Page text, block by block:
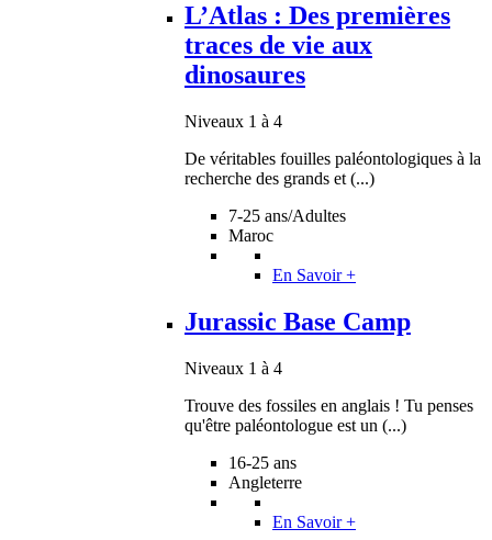
L’Atlas : Des premières
traces de vie aux
dinosaures
Niveaux 1 à 4
De véritables fouilles paléontologiques à la
recherche des grands et (...)
7-25 ans/Adultes
Maroc
En Savoir +
Jurassic Base Camp
Niveaux 1 à 4
Trouve des fossiles en anglais ! Tu penses
qu'être paléontologue est un (...)
16-25 ans
Angleterre
En Savoir +